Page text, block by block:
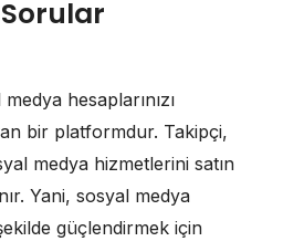
hesaplarınızı
bir platformdur. Takipçi,
medya hizmetlerini satın
Yani, sosyal medya
şekilde güçlendirmek için